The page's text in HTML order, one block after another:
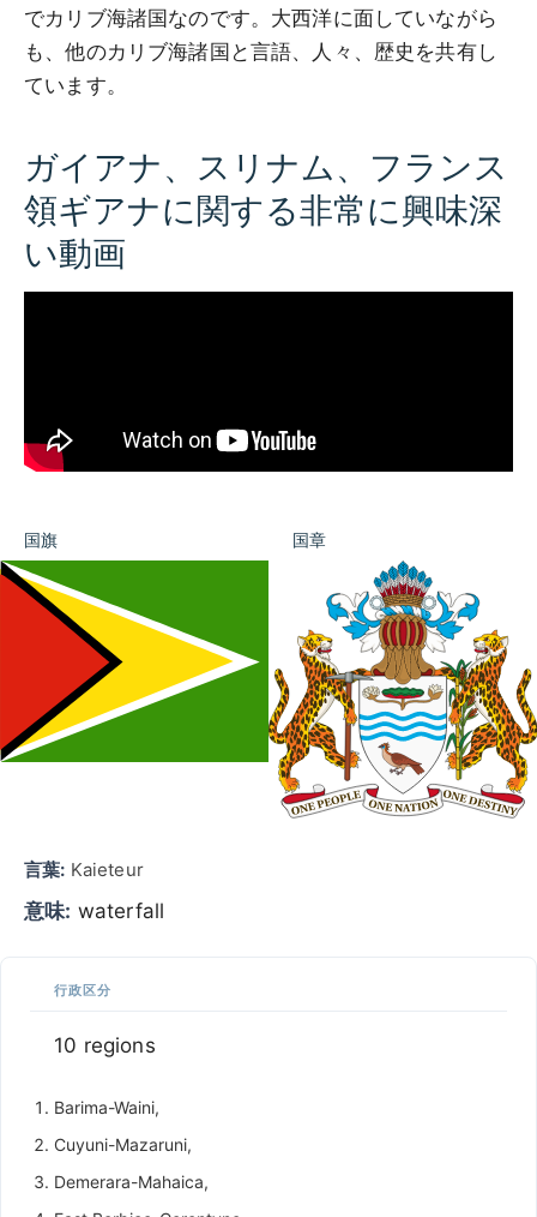
でカリブ海諸国なのです。大西洋に面していながら
も、他のカリブ海諸国と言語、人々、歴史を共有し
ています。
ガイアナ、スリナム、フランス
領ギアナに関する非常に興味深
い動画
国旗 国章
言葉: Kaieteur
意味: waterfall
行政区分
10 regions
Barima-Waini,
Cuyuni-Mazaruni,
Demerara-Mahaica,